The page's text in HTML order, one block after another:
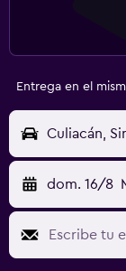
Entrega en el
Culiacán,
dom. 16/8